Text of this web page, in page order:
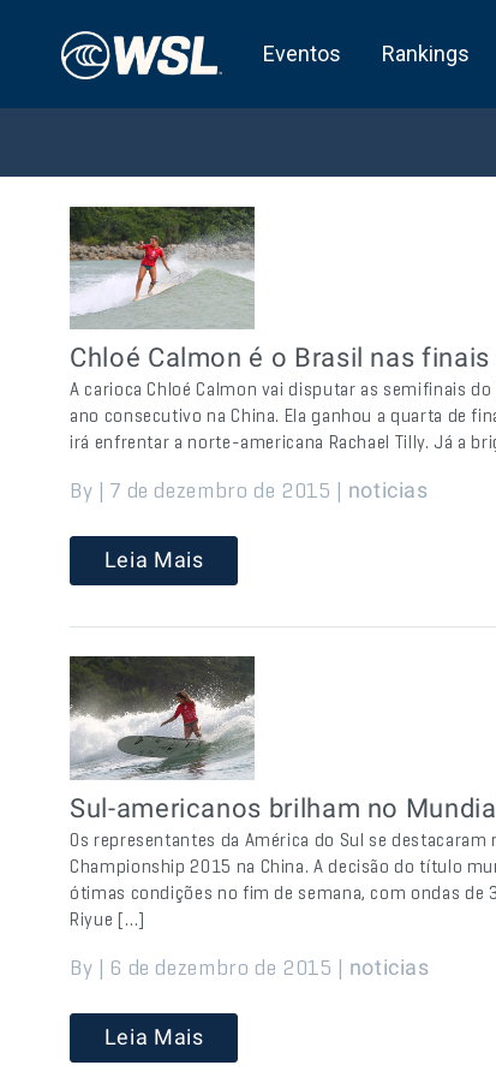
Eventos Rankings
Chloé Calmon é o Brasil nas
A carioca Chloé Calmon vai disputar as semifinais
ano consecutivo na China. Ela ganhou a quarta de
irá enfrentar a norte-americana Rachael Tilly. Já a
By | 7 de dezembro de 2015 | noticias
Leia Mais
Sul-americanos brilham no
Os representantes da América do Sul se
Championship 2015 na China. A decisão do título
ótimas condições no fim de semana, com ondas
Riyue […]
By | 6 de dezembro de 2015 | noticias
Leia Mais